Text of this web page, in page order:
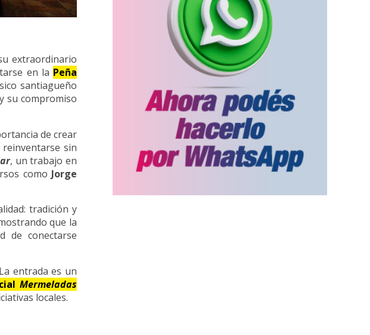
extraordinario
en la Peña
santiagueño
su compromiso
de crear
sin
, un trabajo en
como Jorge
tradición y
que la
de conectarse
entrada es un
Mermeladas
locales.